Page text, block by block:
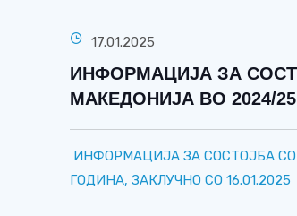
17.01.2025
ИНФОРМАЦИЈА ЗА
МАКЕДОНИЈА ВО 2024/
ИНФОРМАЦИЈА ЗА СОСТОЈБА
ГОДИНА, ЗАКЛУЧНО СО 16.01.2025